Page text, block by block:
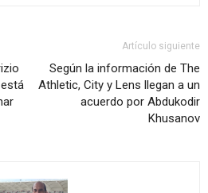
Artículo siguiente
Según la información de The
Athletic, City y Lens llegan a un
acuerdo por Abdukodir
Khusanov